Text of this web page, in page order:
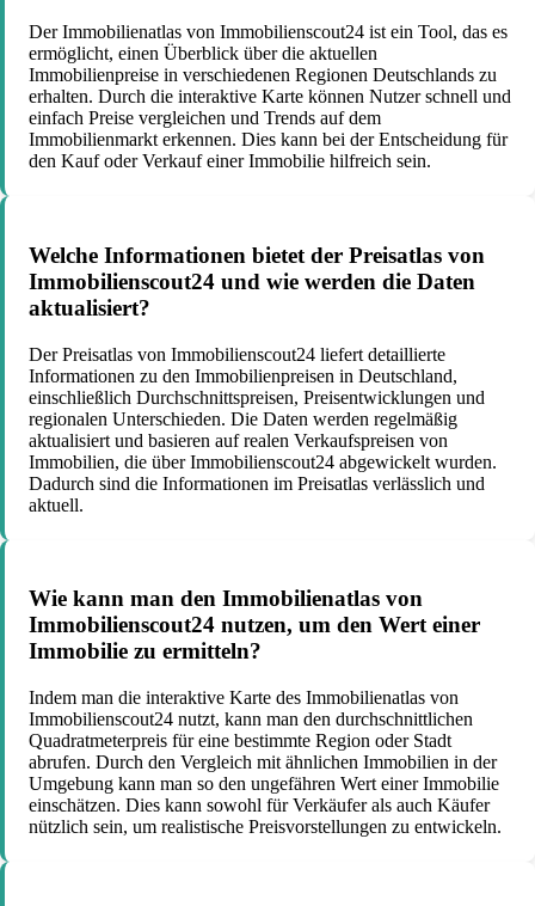
Der Immobilienatlas von Immobilienscout24 ist ein Tool, das es
ermöglicht, einen Überblick über die aktuellen
Immobilienpreise in verschiedenen Regionen Deutschlands zu
erhalten. Durch die interaktive Karte können Nutzer schnell und
einfach Preise vergleichen und Trends auf dem
Immobilienmarkt erkennen. Dies kann bei der Entscheidung für
den Kauf oder Verkauf einer Immobilie hilfreich sein.
Welche Informationen bietet der Preisatlas von
Immobilienscout24 und wie werden die Daten
aktualisiert?
Der Preisatlas von Immobilienscout24 liefert detaillierte
Informationen zu den Immobilienpreisen in Deutschland,
einschließlich Durchschnittspreisen, Preisentwicklungen und
regionalen Unterschieden. Die Daten werden regelmäßig
aktualisiert und basieren auf realen Verkaufspreisen von
Immobilien, die über Immobilienscout24 abgewickelt wurden.
Dadurch sind die Informationen im Preisatlas verlässlich und
aktuell.
Wie kann man den Immobilienatlas von
Immobilienscout24 nutzen, um den Wert einer
Immobilie zu ermitteln?
Indem man die interaktive Karte des Immobilienatlas von
Immobilienscout24 nutzt, kann man den durchschnittlichen
Quadratmeterpreis für eine bestimmte Region oder Stadt
abrufen. Durch den Vergleich mit ähnlichen Immobilien in der
Umgebung kann man so den ungefähren Wert einer Immobilie
einschätzen. Dies kann sowohl für Verkäufer als auch Käufer
nützlich sein, um realistische Preisvorstellungen zu entwickeln.